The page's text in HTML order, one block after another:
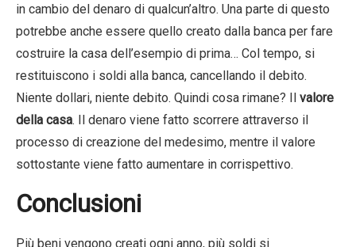
in cambio del denaro di qualcun’altro. Una parte di questo
potrebbe anche essere quello creato dalla banca per fare
costruire la casa dell’esempio di prima… Col tempo, si
restituiscono i soldi alla banca, cancellando il debito.
Niente dollari, niente debito. Quindi cosa rimane? Il valore
della casa. Il denaro viene fatto scorrere attraverso il
processo di creazione del medesimo, mentre il valore
sottostante viene fatto aumentare in corrispettivo.
Conclusioni
Più beni vengono creati ogni anno, più soldi si